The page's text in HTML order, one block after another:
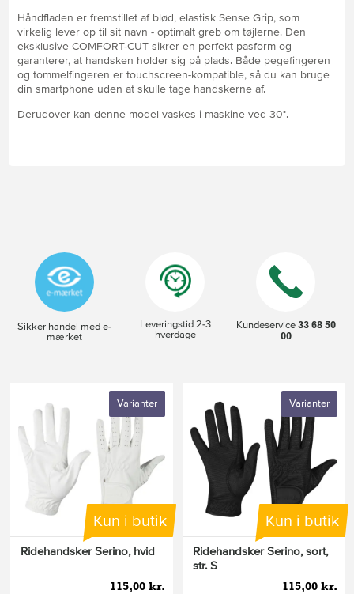
Håndfladen er fremstillet af blød, elastisk Sense Grip, som
virkelig lever op til sit navn - optimalt greb om tøjlerne. Den
eksklusive COMFORT-CUT sikrer en perfekt pasform og
garanterer, at handsken holder sig på plads. Både pegefingeren
og tommelfingeren er touchscreen-kompatible, så du kan bruge
din smartphone uden at skulle tage handskerne af.
Derudover kan denne model vaskes i maskine ved 30°.
Sikker handel med e-
mærket
Leveringstid 2-3
hverdage
Kundeservice33 68 50
00
Varianter
Kun i butik
Ridehandsker Serino, hvid
115,00 kr.
Varianter
Kun i butik
Ridehandsker Serino, sort,
str. S
115,00 kr.